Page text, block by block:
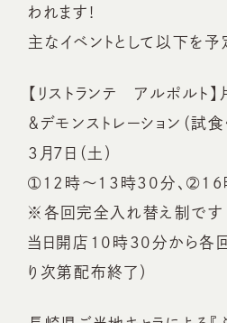
われます!
主なイベントとして以下を予
【リストランテ アルポルト】
＆デモンストレーション（試食
3月7日（土）
➀12時～13時30分、➁16
※各回完全入れ替え制です
当日開店10時30分から各
り次第配布終了）